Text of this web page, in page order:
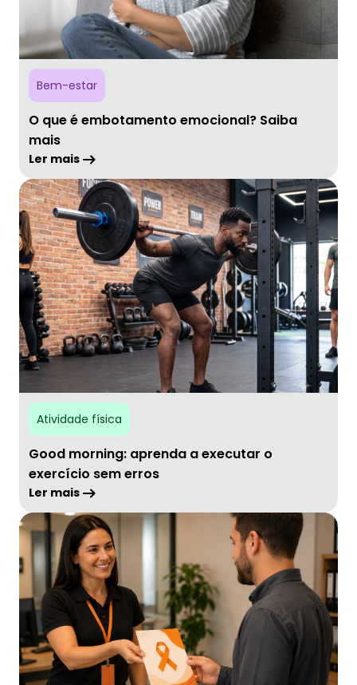
Bem-estar
O que é embotamento emocional? Saiba
mais
Ler mais
Atividade física
Good morning: aprenda a executar o
exercício sem erros
Ler mais